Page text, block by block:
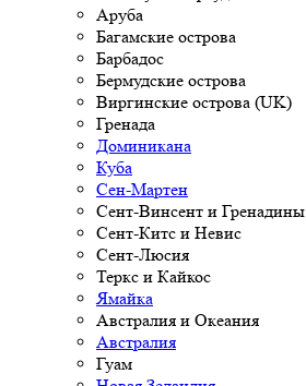
Аруба
Багамские острова
Барбадос
Бермудские острова
Виргинские острова (UK)
Гренада
Доминикана
Куба
Сен-Мартен
Сент-Винсент и Гренадины
Сент-Китс и Невис
Сент-Люсия
Теркс и Кайкос
Ямайка
Австралия и Океания
Австралия
Гуам